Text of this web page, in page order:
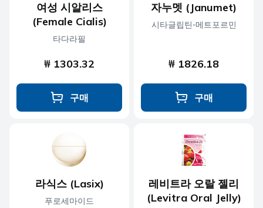
여성 시알리스
(Female Cialis)
타다라필
₩ 1303.32
구매
자누멧 (Janumet)
시타글립틴-메트포르민
₩ 1826.18
구매
라식스 (Lasix)
푸로세마이드
레비트라 오랄 젤리
(Levitra Oral Jelly)